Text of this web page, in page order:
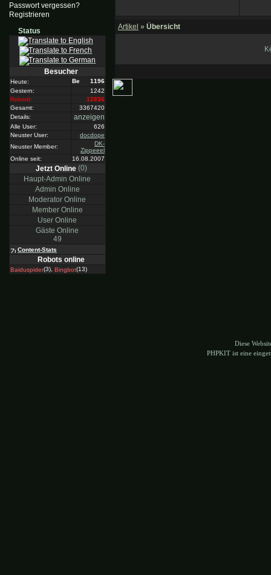
Passwort vergessen?
Registrieren
Status
Besucher
Heute:
1196
Gestern:
1242
Rekord:
12836
Gesamt:
3367420
Details:
anzeigen
Alle User:
626
Neuster User:
docdope
Neuster Member:
DK-
Zippeeel
Online seit:
16.08.2007
Jetzt Online (0)
Haupt-Admin Online
Admin Online
Moderator Online
Member Online
User Online
Gäste Online
49
Content-Stats
Robots online
Baiduspider(3), Bingbot(13)
Artikel » Übersicht
Diese
PHPKIT ist eine